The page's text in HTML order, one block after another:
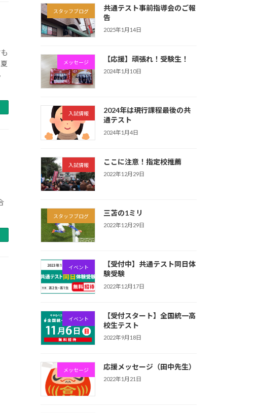
スタッフブログ
共通テスト事前指導会のご報
告
2025年1月14日
メッセージ 【応援】頑張れ！受験生！
2024年1月10日
入試情報
2024年は現行課程最後の共
通テスト
2024年1月4日
入試情報 ここに注意！指定校推薦
2022年12月29日
スタッフブログ 三苫の1ミリ
2022年12月29日
イベント
【受付中】共通テスト同日体
験受験
2022年12月17日
イベント
【受付スタート】全国統一高
校生テスト
2022年9月18日
メッセージ 応援メッセージ（田中先生）
2022年1月21日